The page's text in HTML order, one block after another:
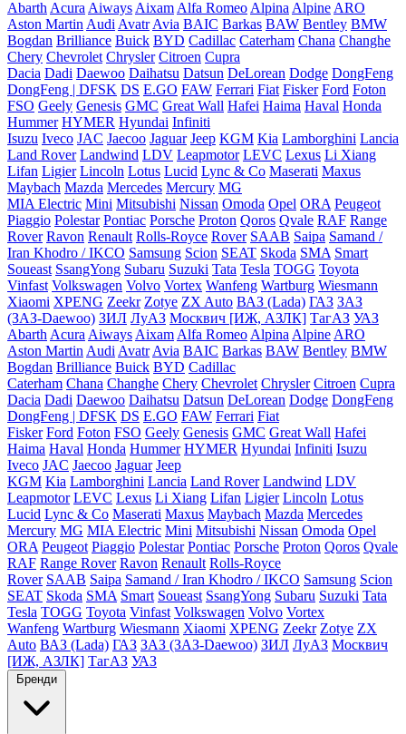
Abarth Acura Aiways Aixam Alfa Romeo Alpina Alpine ARO
Aston Martin Audi Avatr Avia BAIC Barkas BAW Bentley BMW
Bogdan Brilliance Buick BYD Cadillac Caterham Chana Changhe
Chery Chevrolet Chrysler Citroen Cupra
Dacia Dadi Daewoo Daihatsu Datsun DeLorean Dodge DongFeng
DongFeng | DFSK DS E.GO FAW Ferrari Fiat Fisker Ford Foton
FSO Geely Genesis GMC Great Wall Hafei Haima Haval Honda
Hummer HYMER Hyundai Infiniti
Isuzu Iveco JAC Jaecoo Jaguar Jeep KGM Kia Lamborghini Lancia
Land Rover Landwind LDV Leapmotor LEVC Lexus Li Xiang
Lifan Ligier Lincoln Lotus Lucid Lync & Co Maserati Maxus
Maybach Mazda Mercedes Mercury MG
MIA Electric Mini Mitsubishi Nissan Omoda Opel ORA Peugeot
Piaggio Polestar Pontiac Porsche Proton Qoros Qvale RAF Range
Rover Ravon Renault Rolls-Royce Rover SAAB Saipa Samand /
Iran Khodro / IKCO Samsung Scion SEAT Skoda SMA Smart
Soueast SsangYong Subaru Suzuki Tata Tesla TOGG Toyota
Vinfast Volkswagen Volvo Vortex Wanfeng Wartburg Wiesmann
Xiaomi XPENG Zeekr Zotye ZX Auto ВАЗ (Lada) ГАЗ ЗАЗ
(ЗАЗ-Daewoo) ЗИЛ ЛуАЗ Москвич [ИЖ, АЗЛК] ТагАЗ УАЗ
Abarth Acura Aiways Aixam Alfa Romeo Alpina Alpine ARO
Aston Martin Audi Avatr Avia BAIC Barkas BAW Bentley BMW
Bogdan Brilliance Buick BYD Cadillac
Caterham Chana Changhe Chery Chevrolet Chrysler Citroen Cupra
Dacia Dadi Daewoo Daihatsu Datsun DeLorean Dodge DongFeng
DongFeng | DFSK DS E.GO FAW Ferrari Fiat
Fisker Ford Foton FSO Geely Genesis GMC Great Wall Hafei
Haima Haval Honda Hummer HYMER Hyundai Infiniti Isuzu
Iveco JAC Jaecoo Jaguar Jeep
KGM Kia Lamborghini Lancia Land Rover Landwind LDV
Leapmotor LEVC Lexus Li Xiang Lifan Ligier Lincoln Lotus
Lucid Lync & Co Maserati Maxus Maybach Mazda Mercedes
Mercury MG MIA Electric Mini Mitsubishi Nissan Omoda Opel
ORA Peugeot Piaggio Polestar Pontiac Porsche Proton Qoros Qvale
RAF Range Rover Ravon Renault Rolls-Royce
Rover SAAB Saipa Samand / Iran Khodro / IKCO Samsung Scion
SEAT Skoda SMA Smart Soueast SsangYong Subaru Suzuki Tata
Tesla TOGG Toyota Vinfast Volkswagen Volvo Vortex
Wanfeng Wartburg Wiesmann Xiaomi XPENG Zeekr Zotye ZX
Auto ВАЗ (Lada) ГАЗ ЗАЗ (ЗАЗ-Daewoo) ЗИЛ ЛуАЗ Москвич
[ИЖ, АЗЛК] ТагАЗ УАЗ
Бренди